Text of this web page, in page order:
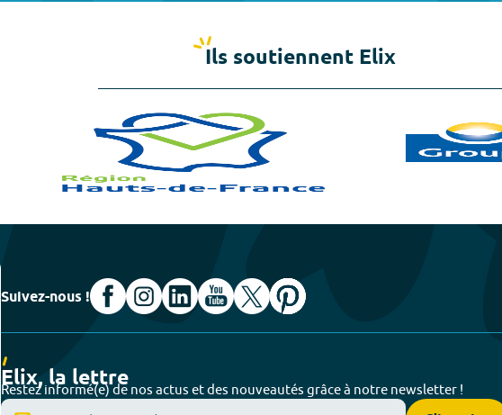
Ils soutiennent Elix
Suivez-nous !
Elix, la lettre
Restez informé(e) de nos actus et des nouveautés grâce à notre newsletter !